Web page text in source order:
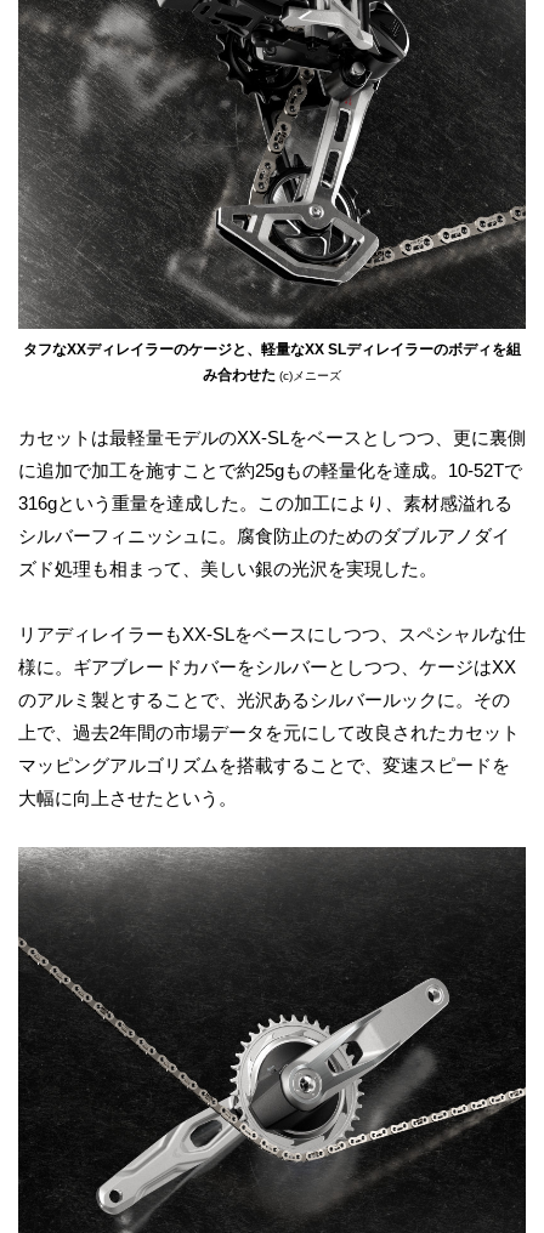
タフなXXディレイラーのケージと、軽量なXX SLディレイラーのボディを組
み合わせた (c)メニーズ
カセットは最軽量モデルのXX-SLをベースとしつつ、更に裏側
に追加で加工を施すことで約25gもの軽量化を達成。10-52Tで
316gという重量を達成した。この加工により、素材感溢れる
シルバーフィニッシュに。腐食防止のためのダブルアノダイ
ズド処理も相まって、美しい銀の光沢を実現した。
リアディレイラーもXX-SLをベースにしつつ、スペシャルな仕
様に。ギアブレードカバーをシルバーとしつつ、ケージはXX
のアルミ製とすることで、光沢あるシルバールックに。その
上で、過去2年間の市場データを元にして改良されたカセット
マッピングアルゴリズムを搭載することで、変速スピードを
大幅に向上させたという。